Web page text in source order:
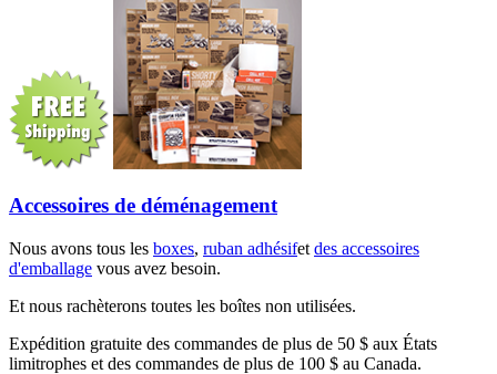
Accessoires de déménagement
Nous avons tous les boxes, ruban adhésifet des accessoires
d'emballage vous avez besoin.
Et nous rachèterons toutes les boîtes non utilisées.
Expédition gratuite des commandes de plus de 50 $ aux États
limitrophes et des commandes de plus de 100 $ au Canada.